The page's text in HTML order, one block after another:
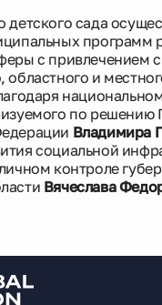
детского сада
программ
с привлечением
областного и
по решению
Владимира
социальной
контроле
Вячеслава